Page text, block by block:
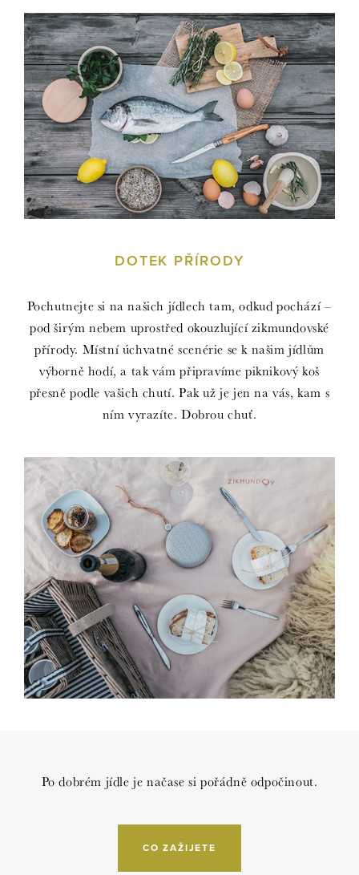
DOTEK PŘÍRODY
Pochutnejte si na našich jídlech tam, odkud pochází –
pod širým nebem uprostřed okouzlující zikmundovské
přírody. Místní úchvatné scenérie se k našim jídlům
výborně hodí, a tak vám připravíme piknikový koš
přesně podle vašich chutí. Pak už je jen na vás, kam s
ním vyrazíte. Dobrou chuť.
Po dobrém jídle je načase si pořádně odpočinout.
CO ZAŽIJETE